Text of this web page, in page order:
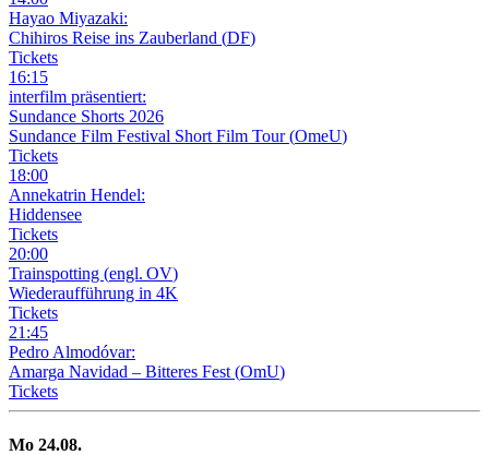
Hayao Miyazaki:
Chihiros Reise ins Zauberland (DF)
Tickets
16:15
interfilm präsentiert:
Sundance Shorts 2026
Sundance Film Festival Short Film Tour(OmeU)
Tickets
18:00
Annekatrin Hendel:
Hiddensee
Tickets
20:00
Trainspotting (engl. OV)
Wiederaufführung in 4K
Tickets
21 :45
Pedro Almodóvar:
Amarga Navidad – Bitteres Fest (OmU)
Tickets
Mo 24.08.